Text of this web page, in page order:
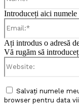
Introduceți aici numele
Ați introdus o adresă
Vă rugăm să
Salvați numele
browser pentru data